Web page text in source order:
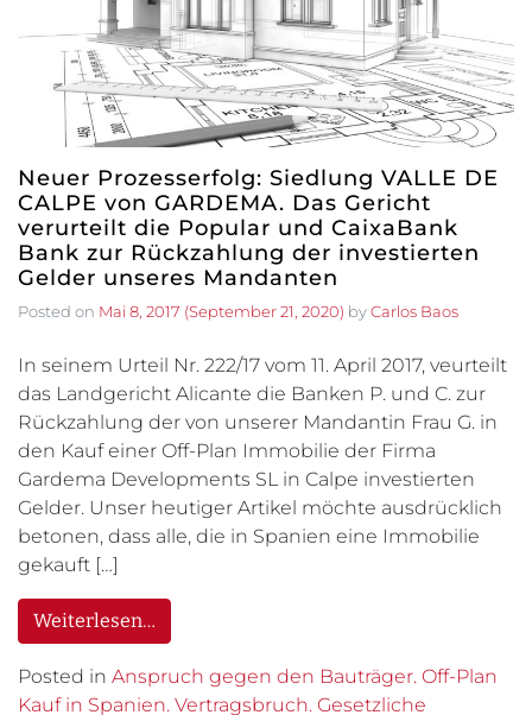
Neuer Prozesserfolg: Siedlung VALLE DE
CALPE von GARDEMA. Das Gericht
verurteilt die Popular und CaixaBank
Bank zur Rückzahlung der investierten
Gelder unseres Mandanten
Posted on Mai 8, 2017 (September 21, 2020) byCarlos Baos
In seinem Urteil Nr. 222/17 vom 11. April 2017, veurteilt
das Landgericht Alicante die Banken P. und C. zur
Rückzahlung der von unserer Mandantin Frau G. in
den Kauf einer Off-Plan Immobilie der Firma
Gardema Developments SL in Calpe investierten
Gelder. Unser heutiger Artikel möchte ausdrücklich
betonen, dass alle, die in Spanien eine Immobilie
gekauft […]
Weiterlesen…
Posted in Anspruch gegen den Bauträger. Off-Plan
Kauf in Spanien. Vertragsbruch. Gesetzliche